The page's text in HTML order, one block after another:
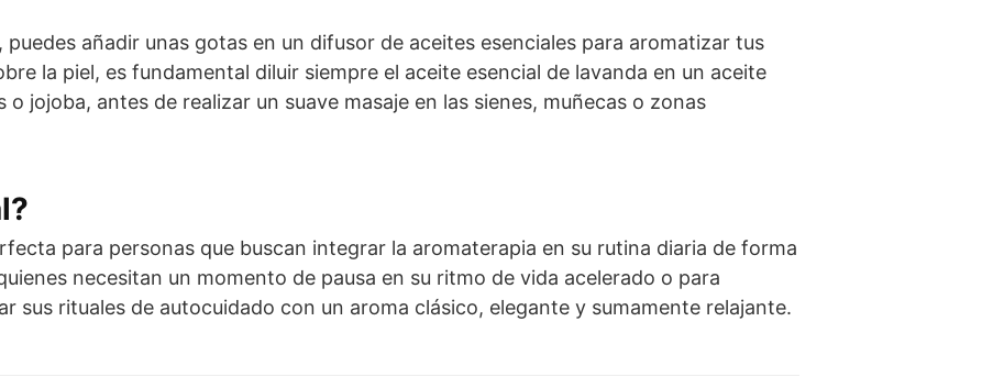
añadir unas gotas en un difusor de aceites esenciales para aromatizar tus
la piel, es fundamental diluir siempre el aceite esencial de lavanda en un aceite
jojoba, antes de realizar un suave masaje en las sienes, muñecas o zonas
para personas que buscan integrar la aromaterapia en su rutina diaria de forma
necesitan un momento de pausa en su ritmo de vida acelerado o para
sus rituales de autocuidado con un aroma clásico, elegante y sumamente relajante.